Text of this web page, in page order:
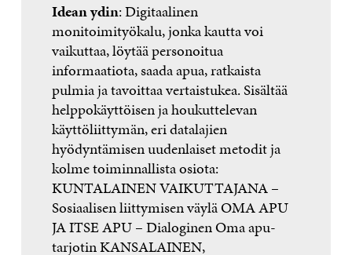
Idean ydin: Digitaalinen
monitoimityökalu, jonka kautta voi
vaikuttaa, löytää personoitua
informaatiota, saada apua, ratkaista
pulmia ja tavoittaa vertaistukea. Sisältää
helppokäyttöisen ja houkuttelevan
käyttöliittymän, eri datalajien
hyödyntämisen uudenlaiset metodit ja
kolme toiminnallista osiota:
KUNTALAINEN VAIKUTTAJANA –
Sosiaalisen liittymisen väylä OMA APU
JA ITSE APU – Dialoginen Oma apu-
tarjotin KANSALAINEN,